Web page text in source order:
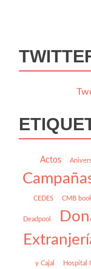
Actos
CEDES CMB
Deadpool
y Cajal Hospital